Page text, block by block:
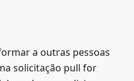
a outras pessoas
solicitação pull for